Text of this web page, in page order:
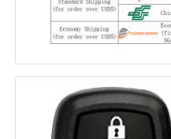
트랜스폰더 칩
잠수기 기계
KEYDIY 스마트키